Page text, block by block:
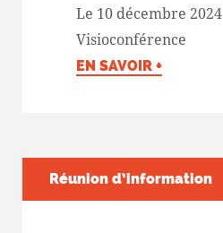
Le 10 décembre 2024
Visioconférence
EN SAVOIR +
Réunion d’information